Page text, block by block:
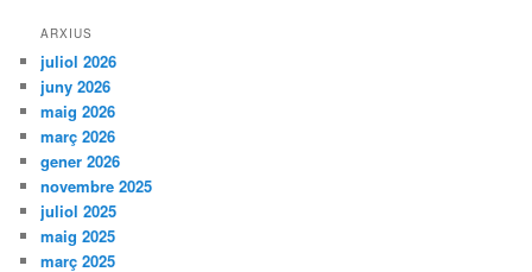
ARXIUS
juliol 2026
juny 2026
maig 2026
març 2026
gener 2026
novembre 2025
juliol 2025
maig 2025
març 2025